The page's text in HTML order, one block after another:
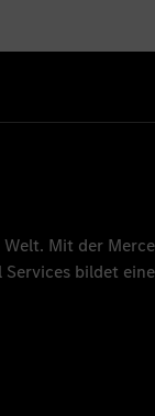
Mit der
Services bildet